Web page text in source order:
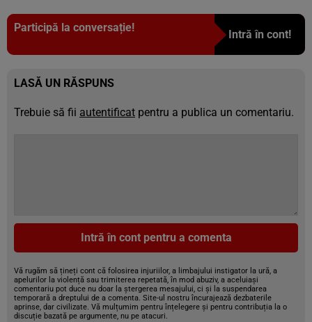
Participă la conversație!
Intră în cont!
LASĂ UN RĂSPUNS
Trebuie să fii autentificat pentru a publica un comentariu.
Intră în cont pentru a comenta
Vă rugăm să țineți cont că folosirea injuriilor, a limbajului instigator la ură, a
apelurilor la violență sau trimiterea repetată, în mod abuziv, a aceluiași
comentariu pot duce nu doar la ștergerea mesajului, ci și la suspendarea
temporară a dreptului de a comenta. Site-ul nostru încurajează dezbaterile
aprinse, dar civilizate. Vă mulțumim pentru înțelegere și pentru contribuția la o
discuție bazată pe argumente, nu pe atacuri.